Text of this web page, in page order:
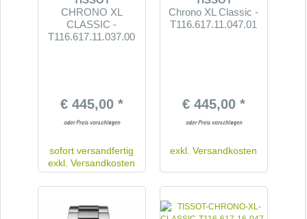
CHRONO XL
CLASSIC -
T116.617.11.037.00
€ 445,00 *
sofort versandfertig
exkl.Versandkosten
Chrono XL Classic -
T116.617.11.047.01
€ 445,00 *
exkl.Versandkosten